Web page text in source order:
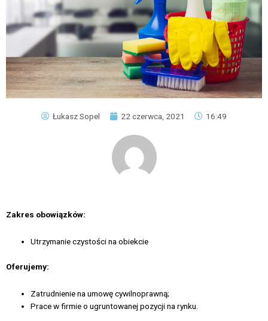
Łukasz Sopel 22 czerwca, 2021 16:49
Zakres obowiązków:
Utrzymanie czystości na obiekcie
Oferujemy:
Zatrudnienie na umowę cywilnoprawną;
Prace w firmie o ugruntowanej pozycji na rynku.